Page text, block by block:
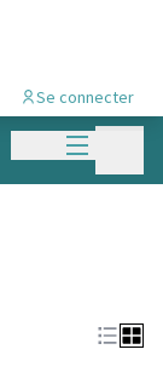
Menu
Se connecter